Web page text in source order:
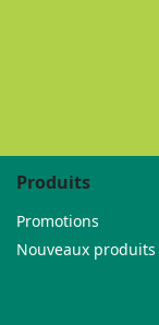
Produits
Promotions
Nouveaux produits